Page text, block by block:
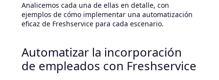
Analicemos cada una de ellas en detalle, con
ejemplos de cómo implementar una automatización
eficaz de Freshservice para cada escenario.
Automatizar la incorporación
de empleados con Freshservice